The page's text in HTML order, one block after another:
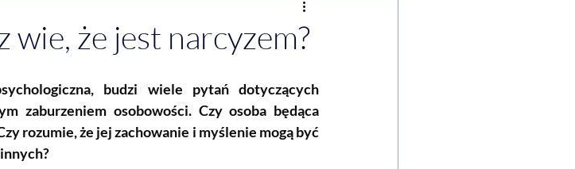
wie, że jest narcyzem?
budzi wiele pytań dotyczących
zaburzeniem osobowości. Czy osoba będąca
rozumie, że jej zachowanie i myślenie mogą być